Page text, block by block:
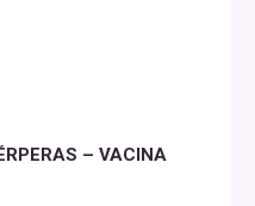
– VACINA